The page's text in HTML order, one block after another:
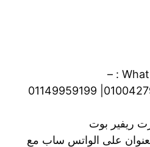
ريفير بوت
على الواتس ساب مع